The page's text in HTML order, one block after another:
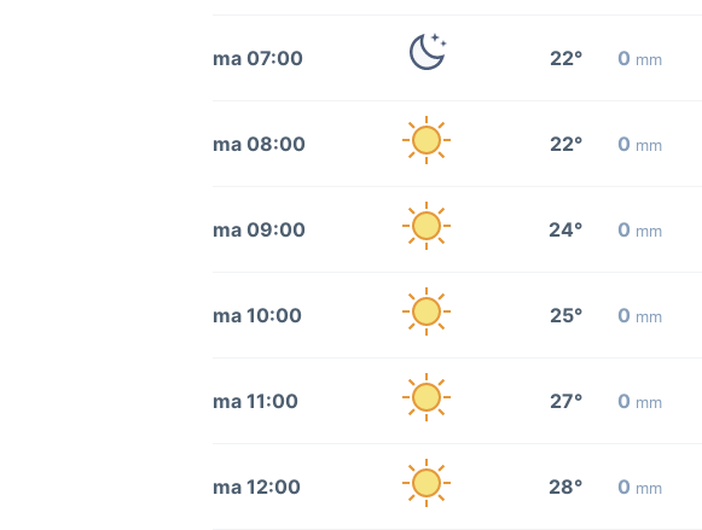
ma 07:00 22° 0 mm
ma 08:00 22° 0 mm
ma 09:00 24° 0 mm
ma 10:00 25° 0 mm
ma 11:00 27° 0 mm
ma 12:00 28° 0 mm